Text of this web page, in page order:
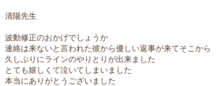
清陽先生
波動修正のおかげでしょうか
連絡は来ないと言われた彼から優しい返事が来てそこから
久しぶりにラインのやりとりが出来ました
とても嬉しくて泣いてしまいました
本当にありがとうございました